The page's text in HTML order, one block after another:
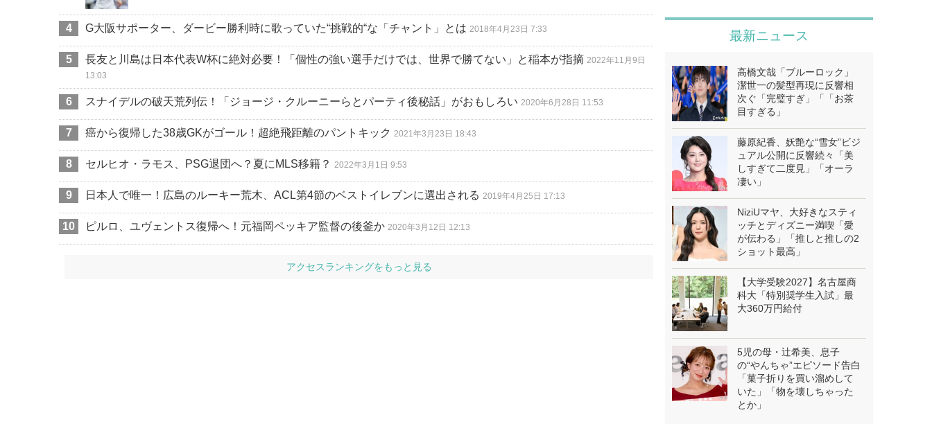
G大阪サポーター、ダービー勝利時に歌っていた“挑戦的“な「チャント」とは 2018年4月23日 7:33
長友と川島は日本代表W杯に絶対必要！「個性の強い選手だけでは、世界で勝てない」と稲本が指摘 2022年11月9日
13:03
スナイデルの破天荒列伝！「ジョージ・クルーニーらとパーティ後秘話」がおもしろい 2020年6月28日 11:53
癌から復帰した38歳GKがゴール！超絶飛距離のパントキック 2021年3月23日 18:43
セルヒオ・ラモス、PSG退団へ？夏にMLS移籍？ 2022年3月1日 9:53
日本人で唯一！広島のルーキー荒木、ACL第4節のベストイレブンに選出される 2019年4月25日 17:13
ピルロ、ユヴェントス復帰へ！元福岡ペッキア監督の後釜か 2020年3月12日 12:13
アクセスランキングをもっと見る
最新ニュース
高橋文哉「ブルーロック」
潔世一の髪型再現に反響相
次ぐ「完璧すぎ」「「お茶
目すぎる」
藤原紀香、妖艶な“雪女”ビジ
ュアル公開に反響続々「美
しすぎて二度見」「オーラ
凄い」
NiziUマヤ、大好きなスティ
ッチとディズニー満喫「愛
が伝わる」「推しと推しの2
ショット最高」
【大学受験2027】名古屋商
科大「特別奨学生入試」最
大360万円給付
5児の母・辻希美、息子
の“やんちゃ”エピソード告白
「菓子折りを買い溜めして
いた」「物を壊しちゃった
とか」